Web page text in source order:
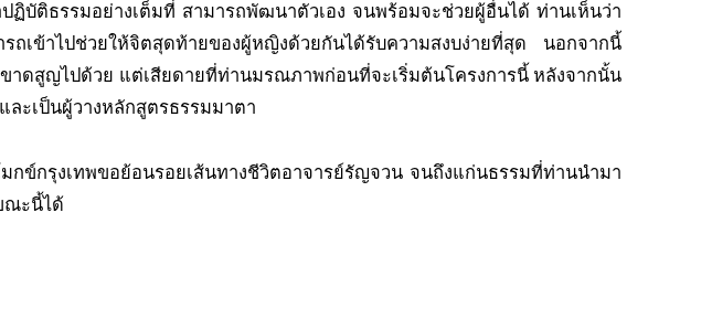
ฏิบัติธรรมอย่างเต็มที่ สามารถพัฒนาตัวเอง จนพร้อมจะช่วยผู้อื่นได้ ท่านเห็นว่า
ข้าไปช่วยให้จิตสุดท้ายของผู้หญิงด้วยกันได้รับความสงบง่ายที่สุด นอกจากนี้
าดสูญไปด้วย แต่เสียดายที่ท่านมรณภาพก่อนที่จะเริ่มต้นโครงการนี้ หลังจากนั้น
ะเป็นผู้วางหลักสูตรธรรมมาตา
ข์กรุงเทพขอย้อนรอยเส้นทางชีวิตอาจารย์รัญจวน จนถึงแก่นธรรมที่ท่านนำมา
ณะนี้ได้